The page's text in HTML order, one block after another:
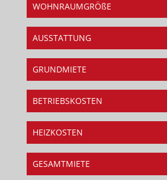
WOHNRAUMGRÖßE
AUSSTATTUNG
GRUNDMIETE
BETRIEBSKOSTEN
HEIZKOSTEN
GESAMTMIETE